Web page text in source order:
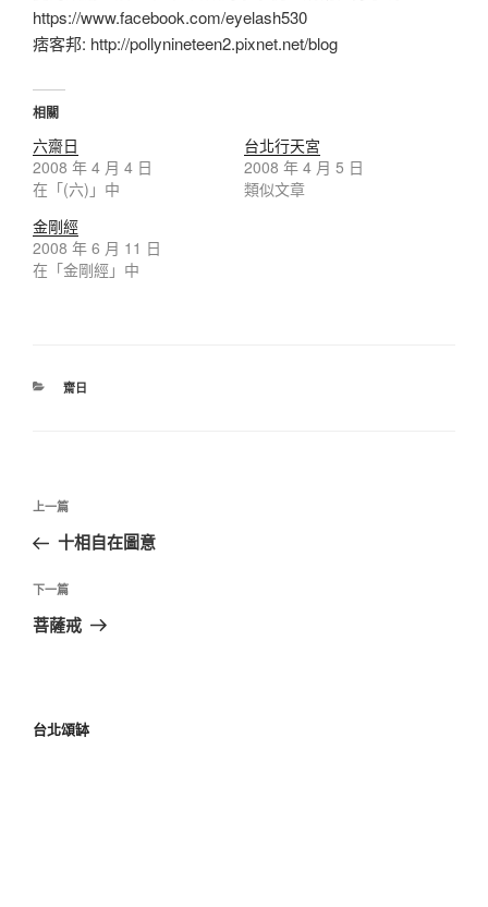
https://www.facebook.com/eyelash530
痞客邦: http://pollynineteen2.pixnet.net/blog
相關
六齋日
2008 年 4 月 4 日
在「(六)」中
台北行天宮
2008 年 4 月 5 日
類似文章
金剛經
2008 年 6 月 11 日
在「金剛經」中
齋日
上一篇
十相自在圖意
下一篇
菩薩戒
台北頌缽